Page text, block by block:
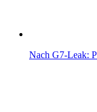
Nach G7-Leak: